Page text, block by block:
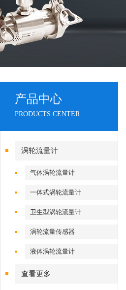
产品中心
PRODUCTS CENTER
涡轮流量计
气体涡轮流量计
一体式涡轮流量计
卫生型涡轮流量计
涡轮流量传感器
液体涡轮流量计
查看更多